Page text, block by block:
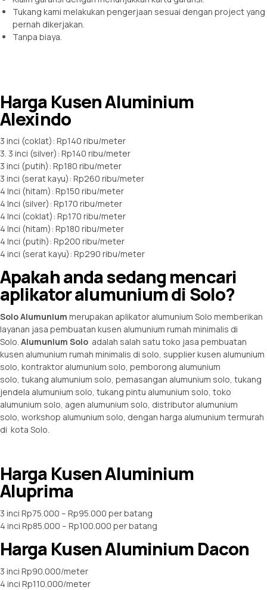
Tukang kami melakukan pengerjaan sesuai dengan project yang
pernah dikerjakan.
Tanpa biaya.
Harga Kusen Aluminium
Alexindo
3 inci (coklat): Rp140 ribu/meter
3. 3 inci (silver): Rp140 ribu/meter
3 inci (putih): Rp180 ribu/meter
3 inci (serat kayu): Rp260 ribu/meter
4 Inci (hitam): Rp150 ribu/meter
4 Inci (silver): Rp170 ribu/meter
4 Inci (coklat): Rp170 ribu/meter
4 Inci (hitam): Rp180 ribu/meter
4 Inci (putih): Rp200 ribu/meter
4 inci (serat kayu): Rp290 ribu/meter
Apakah anda sedang mencari
aplikator alumunium di Solo?
Solo Alumunium merupakan aplikator alumunium Solo memberikan
layanan jasa pembuatan kusen alumunium rumah minimalis di
Solo. Alumunium Solo adalah salah satu toko jasa pembuatan
kusen alumunium rumah minimalis di solo, supplierkusen alumunium
solo, kontraktor alumunium solo, pemborong alumunium
solo, tukang alumunium solo, pemasangan alumunium solo, tukang
jendela alumunium solo, tukang pintu alumunium solo, toko
alumunium solo, agen alumunium solo, distributor alumunium
solo, workshop alumunium solo, dengan harga alumunium termurah
di kota Solo.
Harga Kusen Aluminium
Aluprima
3 inci Rp75.000 – Rp95.000 per batang
4 inci Rp85.000 – Rp100.000 per batang
Harga Kusen Aluminium Dacon
3 inci Rp90.000/meter
4 inci Rp110.000/meter